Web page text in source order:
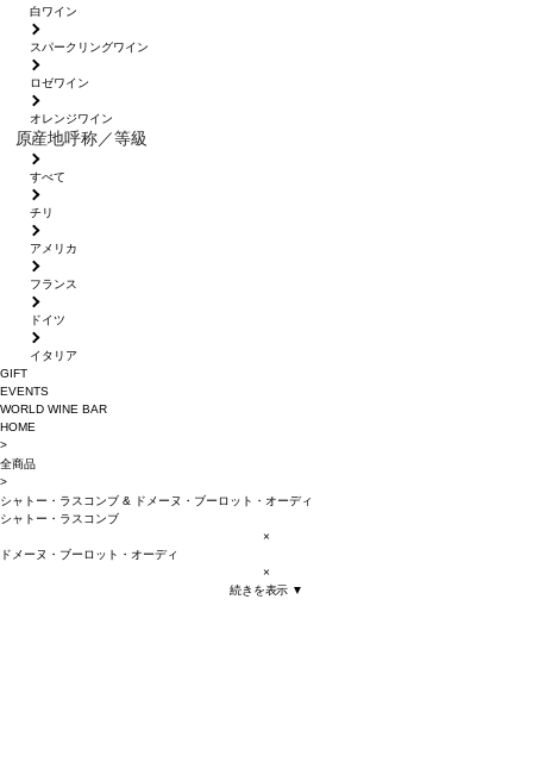
白ワイン
スパークリングワイン
ロゼワイン
オレンジワイン
原産地呼称／等級
すべて
チリ
アメリカ
フランス
ドイツ
イタリア
GIFT
EVENTS
WORLD WINE BAR
HOME
>
全商品
>
シャトー・ラスコンブ&
ドメーヌ・ブーロット・オーディ
シャトー・ラスコンブ
×
ドメーヌ・ブーロット・オーディ
×
続きを表示 ▼